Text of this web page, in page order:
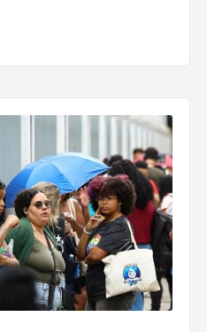
saúde pública. Os
pelo TSE.